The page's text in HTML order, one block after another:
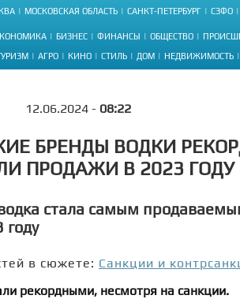
МОСКОВСКАЯ ОБЛАСТЬ САНКТ-ПЕТЕРБУРГ СЗФО
БИЗНЕС ФИНАНСЫ ОБЩЕСТВО
АГРО КИНО СТИЛЬ ДОМ НЕДВИЖИМОСТЬ
12.06.2024 - 08:22
БРЕНДЫ ВОДКИ
ПРОДАЖИ В 2023 ГОДУ
стала самым
в сюжете: Санкции и
рекордными, несмотря на санкции.